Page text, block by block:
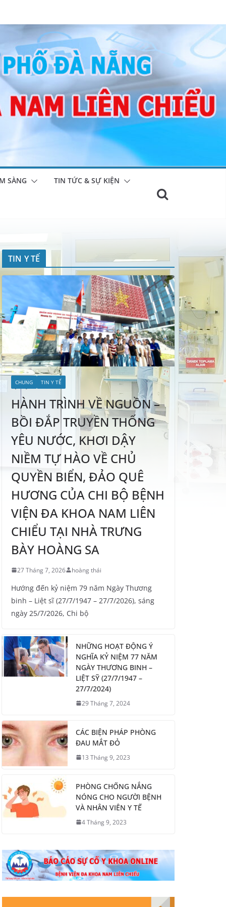
SÀNG TIN TỨC & SỰ KIỆN
TIN Y TẾ
CHUNG TIN Y TẾ
HÀNH TRÌNH VỀ NGUỒN –
BỒI ĐẮP TRUYỀN THỐNG
YÊU NƯỚC, KHƠI DẬY
NIỀM TỰ HÀO VỀ CHỦ
QUYỀN BIỂN, ĐẢO QUÊ
HƯƠNG CỦA CHI BỘ BỆNH
VIỆN ĐA KHOA NAM LIÊN
CHIỂU TẠI NHÀ TRƯNG
BÀY HOÀNG SA
27 Tháng 7, 2026 hoàng thái
Hướng đến kỷ niệm 79 năm Ngày Thương
binh – Liệt sĩ (27/7/1947 – 27/7/2026), sáng
ngày 25/7/2026, Chi bộ
NHỮNG HOẠT ĐỘNG Ý
NGHĨA KỶ NIỆM 77 NĂM
NGÀY THƯƠNG BINH –
LIỆT SỸ (27/7/1947 –
27/7/2024)
29 Tháng 7, 2024
CÁC BIỆN PHÁP PHÒNG
ĐAU MẮT ĐỎ
13 Tháng 9, 2023
PHÒNG CHỐNG NẮNG
NÓNG CHO NGƯỜI BỆNH
VÀ NHÂN VIÊN Y TẾ
4 Tháng 9, 2023